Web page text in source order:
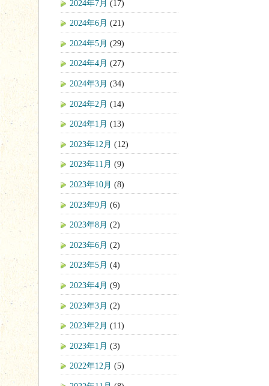
2024年7月 (17)
2024年6月 (21)
2024年5月 (29)
2024年4月 (27)
2024年3月 (34)
2024年2月 (14)
2024年1月 (13)
2023年12月 (12)
2023年11月 (9)
2023年10月 (8)
2023年9月 (6)
2023年8月 (2)
2023年6月 (2)
2023年5月 (4)
2023年4月 (9)
2023年3月 (2)
2023年2月 (11)
2023年1月 (3)
2022年12月 (5)